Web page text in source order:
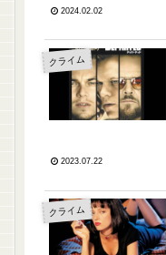
2024.02.02
クライム
2023.07.22
クライム